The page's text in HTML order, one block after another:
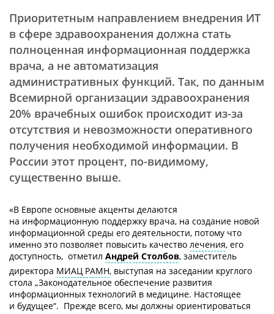
Приоритетным направлением внедрения ИТ
в сфере здравоохранения должна стать
полноценная информационная поддержка
врача, а не автоматизация
административных функций. Так, по данным
Всемирной организации здравоохранения
20% врачебных ошибок происходит из-за
отсутствия и невозможности оперативного
получения необходимой информации. В
России этот процент, по-видимому,
существенно выше.
«В Европе основные акценты делаются
на информационную поддержку врача, на создание новой
информационной среды его деятельности, потому что
именно это позволяет повысить качество лечения, его
доступность,  отметил Андрей Столбов, заместитель
директора МИАЦ РАМН, выступая на заседании круглого
стола „Законодательное обеспечение развития
информационных технологий в медицине. Настоящее
и будущее“.  Прежде всего, мы должны ориентироваться